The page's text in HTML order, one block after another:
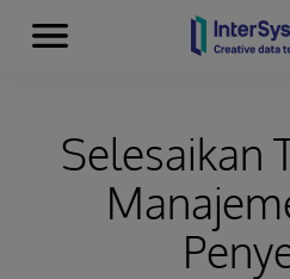
Skip to content
Menu
Selesaikan